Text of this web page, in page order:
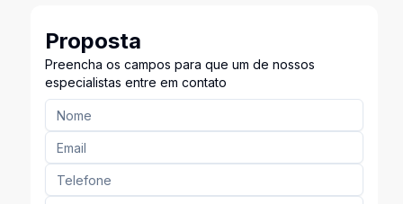
Proposta
Preencha os campos para que um de nossos
especialistas entre em contato